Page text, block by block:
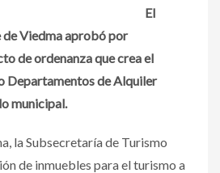
El
Viedma aprobó por
de ordenanza que crea el
Departamentos de Alquiler
municipal.
la Subsecretaría de Turismo
de inmuebles para el turismo a